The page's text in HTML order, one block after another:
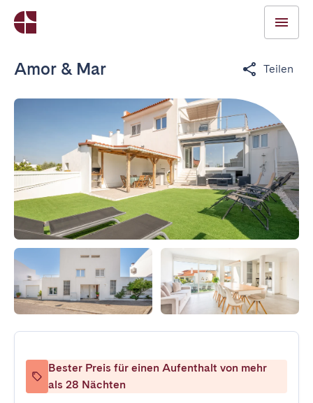
Amor & Mar Teilen
Bester Preis für einen Aufenthalt von mehr
als 28 Nächten